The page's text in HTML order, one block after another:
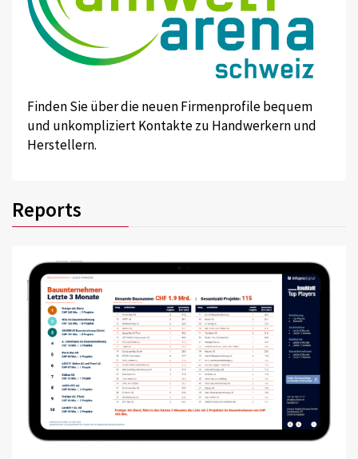
Finden Sie über die neuen Firmenprofile bequem
und unkompliziert Kontakte zu Handwerkern und
Herstellern.
Reports